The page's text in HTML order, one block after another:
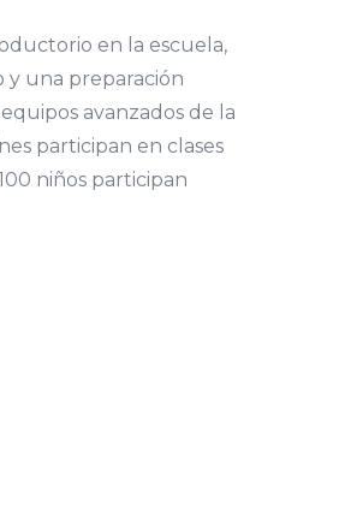
en la escuela,
y una preparación
avanzados de la
participan en clases
niños participan